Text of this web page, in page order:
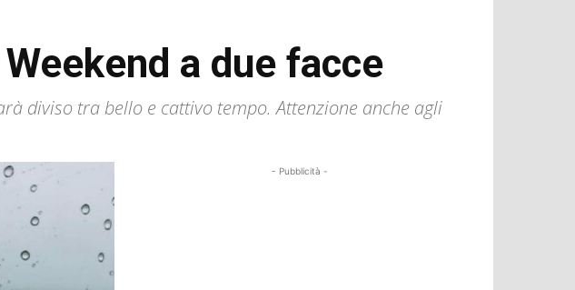
a due facce
diviso tra bello e cattivo tempo. Attenzione anche agli
- Pubblicità -